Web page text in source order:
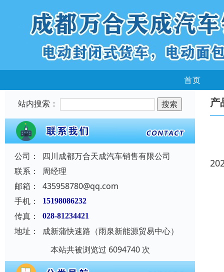
首页
站内搜索：
公司：
四川成都万合天成汽车销售有限公司
联系：
周经理
邮箱：
435958780@qq.com
手机：
15198086232
传真： 028-81234421
地址：
成新蒲快速路（雨泉新能源贸易中心）
本站共被浏览过 6094740 次
产